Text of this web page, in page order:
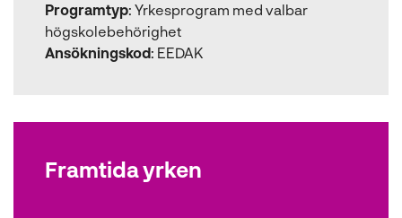
Programtyp: Yrkesprogram med valbar
högskolebehörighet
Ansökningskod: EEDAK
Framtida yrken